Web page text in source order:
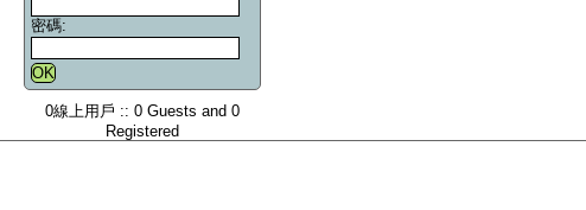
密碼:
0線上用戶 :: 0 Guests and 0
Registered